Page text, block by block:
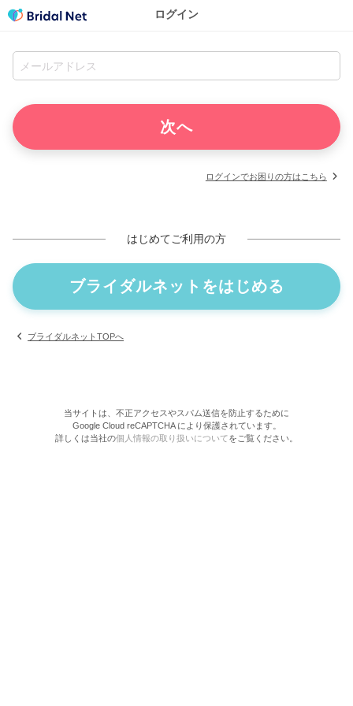
ログイン
ログインでお困りの方はこちら
はじめてご利用の方
ブライダルネットをはじめる
ブライダルネットTOPへ
当サイトは、不正アクセスやスパム送信を防止するために
Google Cloud reCAPTCHA により保護されています。
詳しくは当社の個人情報の取り扱いについてをご覧ください。